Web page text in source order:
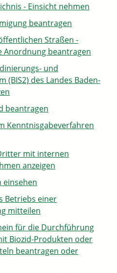
- Einsicht nehmen
beantragen
Straßen -
Anordnung beantragen
und
(BIS2) des Landes Baden-
beantragen
Kenntnisgabeverfahren
mit internen
anzeigen
einsehen
Betriebs einer
mitteilen
für die Durchführung
Biozid-Produkten oder
beantragen oder